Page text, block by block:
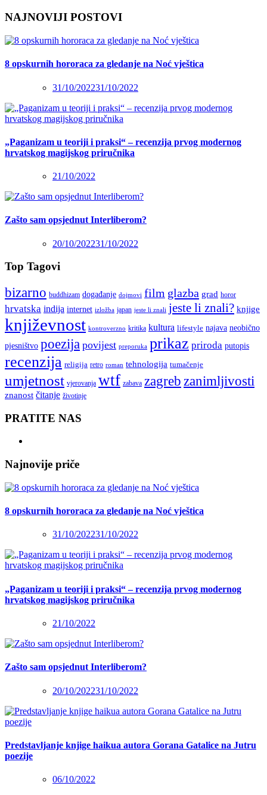
NAJNOVIJI POSTOVI
8 opskurnih hororaca za gledanje na Noć vještica
31/10/202231/10/2022
„Paganizam u teoriji i praksi“ – recenzija prvog modernog
hrvatskog magijskog priručnika
21/10/2022
Zašto sam opsjednut Interliberom?
20/10/202231/10/2022
Top Tagovi
bizarno buddhizam događanje dojmovi film glazba grad horor
hrvatska indija internet izložba japan jeste li znali jeste li znali? knjige
književnost kontroverzno kritika kultura lifestyle najava neobično
pjesništvo poezija povijest preporuka prikaz priroda putopis
recenzija religija retro roman tehnologija tumačenje
umjetnost vjerovanja wtf zabava zagreb zanimljivosti
znanost čitanje životinje
PRATITE NAS
Najnovije priče
8 opskurnih hororaca za gledanje na Noć vještica
31/10/202231/10/2022
„Paganizam u teoriji i praksi“ – recenzija prvog modernog
hrvatskog magijskog priručnika
21/10/2022
Zašto sam opsjednut Interliberom?
20/10/202231/10/2022
Predstavljanje knjige haikua autora Gorana Gatalice na Jutru
poezije
06/10/2022